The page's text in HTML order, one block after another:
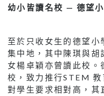
幼小皆讀名校 — 德望
至於只收女生的德望小
集中地，其中陳琪與胡
女楊卓穎亦曾讀此校。
校，致力推行STEM
對學生要求相對高，